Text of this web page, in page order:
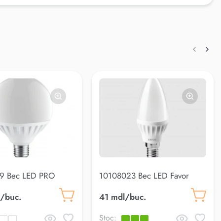
Bec LED PRO
buc.
10108023 Bec LED Favor
41 mdl/buc.
Stoc: